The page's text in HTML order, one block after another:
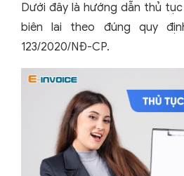
Dưới đây là hướng dẫn thủ
biên lai theo đúng quy
123/2020/NĐ-CP.